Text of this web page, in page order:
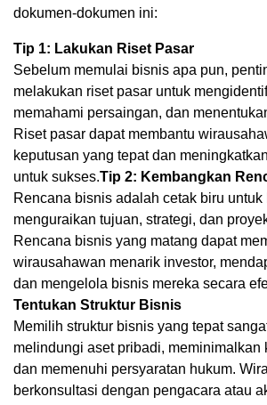
dokumen-dokumen ini:
Tip 1: Lakukan Riset Pasar
Sebelum memulai bisnis apa pun,
melakukan riset pasar untuk
memahami persaingan, dan
Riset pasar dapat membantu
keputusan yang tepat dan
untuk sukses.Tip 2: Kembangkan
Rencana bisnis adalah cetak biru untuk
menguraikan tujuan, strategi, dan
Rencana bisnis yang matang dapat
wirausahawan menarik investor,
dan mengelola bisnis mereka secara
Tentukan Struktur Bisnis
Memilih struktur bisnis yang tepat
melindungi aset pribadi, meminimalkan
dan memenuhi persyaratan hukum.
berkonsultasi dengan pengacara atau